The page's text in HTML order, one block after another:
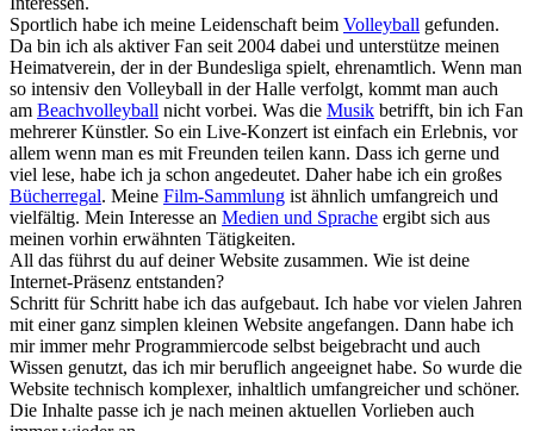
Sportlich habe ich meine Leidenschaft beim Volleyball gefunden.
Da bin ich als aktiver Fan seit 2004 dabei und unterstütze meinen
Heimatverein, der in der Bundesliga spielt, ehrenamtlich. Wenn man
so intensiv den Volleyball in der Halle verfolgt, kommt man auch
am Beachvolleyball nicht vorbei. Was die Musik betrifft, bin ich Fan
mehrerer Künstler. So ein Live-Konzert ist einfach ein Erlebnis, vor
allem wenn man es mit Freunden teilen kann. Dass ich gerne und
viel lese, habe ich ja schon angedeutet. Daher habe ich ein großes
Bücherregal. Meine Film-Sammlung ist ähnlich umfangreich und
vielfältig. Mein Interesse an Medien und Sprache ergibt sich aus
meinen vorhin erwähnten Tätigkeiten.
All das führst du auf deiner Website zusammen. Wie ist deine
Internet-Präsenz entstanden?
Schritt für Schritt habe ich das aufgebaut. Ich habe vor vielen Jahren
mit einer ganz simplen kleinen Website angefangen. Dann habe ich
mir immer mehr Programmiercode selbst beigebracht und auch
Wissen genutzt, das ich mir beruflich angeeignet habe. So wurde die
Website technisch komplexer, inhaltlich umfangreicher und schöner.
Die Inhalte passe ich je nach meinen aktuellen Vorlieben auch